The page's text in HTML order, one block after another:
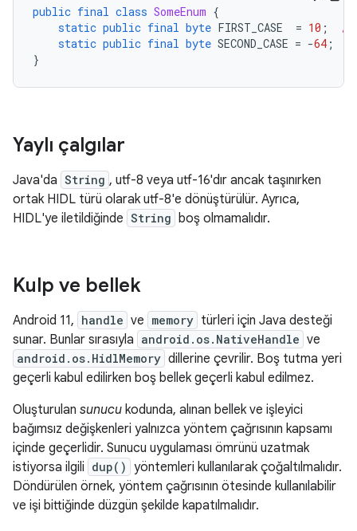
public final class SomeEnum {
static public final byte FIRST_CASE = 10 ;
//
static public final byte SECOND_CASE = -64 ;
}
Yaylı çalgılar
Java'da String , utf-8 veya utf-16'dır ancak taşınırken
ortak HIDL türü olarak utf-8'e dönüştürülür. Ayrıca,
HIDL'ye iletildiğinde String boş olmamalıdır.
Kulp ve bellek
Android 11, handle ve memory türleri için Java desteği
sunar. Bunlar sırasıyla android.os.NativeHandle ve
android.os.HidlMemory dillerine çevrilir. Boş tutma yeri
geçerli kabul edilirken boş bellek geçerli kabul edilmez.
Oluşturulan sunucu kodunda, alınan bellek ve işleyici
bağımsız değişkenleri yalnızca yöntem çağrısının kapsamı
içinde geçerlidir. Sunucu uygulaması ömrünü uzatmak
istiyorsa ilgili dup() yöntemleri kullanılarak çoğaltılmalıdır.
Döndürülen örnek, yöntem çağrısının ötesinde kullanılabilir
ve işi bittiğinde düzgün şekilde kapatılmalıdır.